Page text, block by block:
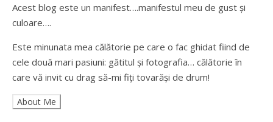
Acest blog este un manifest….manifestul meu de gust și
culoare….
Este minunata mea călătorie pe care o fac ghidat fiind de
cele două mari pasiuni: gătitul și fotografia… călătorie în
care vă invit cu drag să-mi fiți tovarăși de drum!